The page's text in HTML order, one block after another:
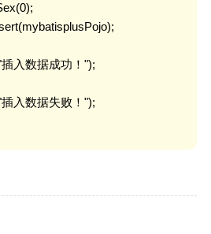
插入数据成功！");
插入数据失败！");